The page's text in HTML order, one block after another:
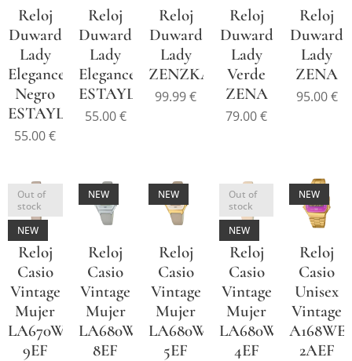
Reloj
Duward
Lady
Elegance
Negro
ESTAYLIS
55.00€
Reloj
Duward
Lady
Elegance
ESTAYLIS
55.00€
Reloj
Duward
Lady
ZENZKA
99.99€
Reloj
Duward
Lady
Verde
ZENA
79.00€
Reloj
Duward
Lady
ZENA
95.00€
Reloj
Casio
Vintage
Mujer
LA670WEFL-
9EF
Out of
stock
NEW
Reloj
Casio
Vintage
Mujer
LA680WEL-
8EF
NEW
Reloj
Casio
Vintage
Mujer
LA680WEGL-
5EF
NEW
Reloj
Casio
Vintage
Mujer
LA680WEGL-
4EF
Out of
stock
NEW
Reloj
Casio
Unisex
Vintage
2AEF
NEW